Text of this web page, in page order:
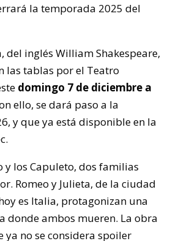
la temporada 2025 del
del inglés William Shakespeare,
las tablas por el Teatro
domingo 7 de diciembre a
ello, se dará paso a la
y que ya está disponible en la
y los Capuleto, dos familias
Romeo y Julieta, de la ciudad
es Italia, protagonizan una
donde ambos mueren. La obra
ya no se considera spoiler